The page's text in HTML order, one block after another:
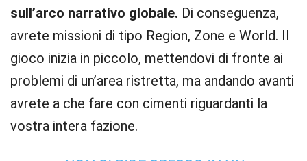
sull’arco narrativo globale. Di conseguenza,
avrete missioni di tipo Region, Zone e World. Il
gioco inizia in piccolo, mettendovi di fronte ai
problemi di un’area ristretta, ma andando avanti
avrete a che fare con cimenti riguardanti la
vostra intera fazione.